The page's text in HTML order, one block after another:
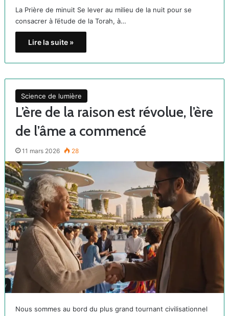
La Prière de minuit Se lever au milieu de la nuit pour se
consacrer à l’étude de la Torah, à…
Lire la suite »
Science de lumière
L’ère de la raison est révolue, l’ère
de l’âme a commencé
11 mars 2026 28
Nous sommes au bord du plus grand tournant civilisationnel